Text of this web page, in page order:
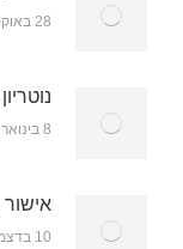
28 באוקטובר 2013
8 בינואר 2013
10 בדצמבר 2012